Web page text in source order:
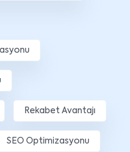
Rekabet Avantajı
SEO Optimizasyonu